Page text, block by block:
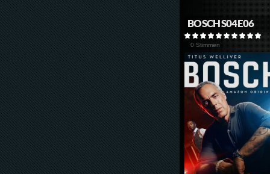
BOSCH S04E06
0 Stimmen